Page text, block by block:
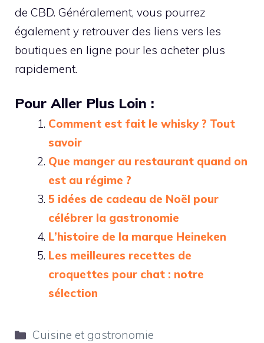
de CBD. Généralement, vous pourrez
également y retrouver des liens vers les
boutiques en ligne pour les acheter plus
rapidement.
Pour Aller Plus Loin :
Comment est fait le whisky ? Tout
savoir
Que manger au restaurant quand on
est au régime ?
5 idées de cadeau de Noël pour
célébrer la gastronomie
L’histoire de la marque Heineken
Les meilleures recettes de
croquettes pour chat : notre
sélection
Catégories
Cuisine et gastronomie